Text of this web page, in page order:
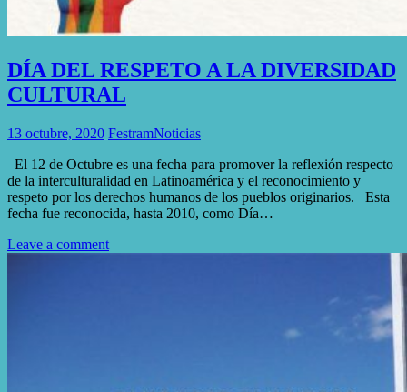
DÍA DEL RESPETO A LA DIVERSIDAD
CULTURAL
13 octubre, 2020 FestramNoticias
El 12 de Octubre es una fecha para promover la reflexión respecto
de la interculturalidad en Latinoamérica y el reconocimiento y
respeto por los derechos humanos de los pueblos originarios. Esta
fecha fue reconocida, hasta 2010, como Día…
Leave a comment